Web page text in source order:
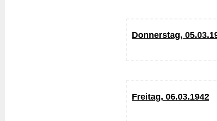
Donnerstag,
Freitag, 06.03.1942